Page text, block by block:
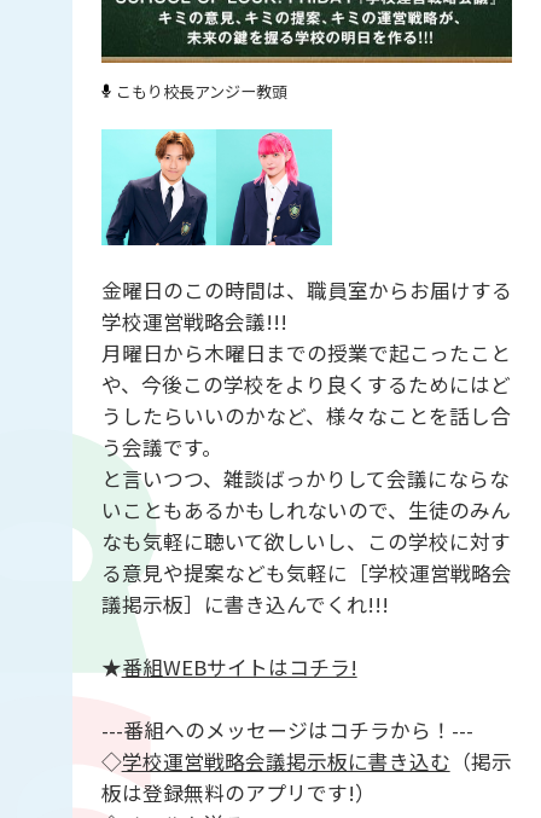
こもり校長アンジー教頭
金曜日のこの時間は、職員室からお届けする
学校運営戦略会議!!!
月曜日から木曜日までの授業で起こったこと
や、今後この学校をより良くするためにはど
うしたらいいのかなど、様々なことを話し合
う会議です。
と言いつつ、雑談ばっかりして会議にならな
いこともあるかもしれないので、生徒のみん
なも気軽に聴いて欲しいし、この学校に対す
る意見や提案なども気軽に［学校運営戦略会
議掲示板］に書き込んでくれ!!!
★番組WEBサイトはコチラ!
---番組へのメッセージはコチラから！---
◇学校運営戦略会議掲示板に書き込む （掲示
板は登録無料のアプリです!）